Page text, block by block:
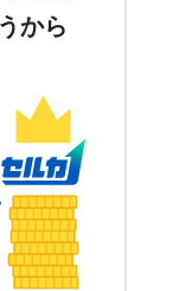
から